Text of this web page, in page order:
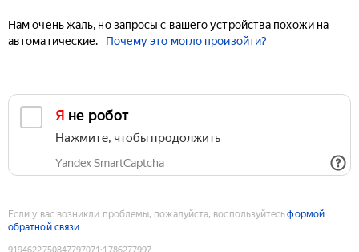
Нам очень жаль, но запросы с вашего устройства похожи на
автоматические.
Почему это могло произойти?
Я не робот
Нажмите, чтобы продолжить
Yandex SmartCaptcha
Если у вас возникли проблемы, пожалуйста, воспользуйтесьформой
обратной связи
9194622750847797071 :1786277997